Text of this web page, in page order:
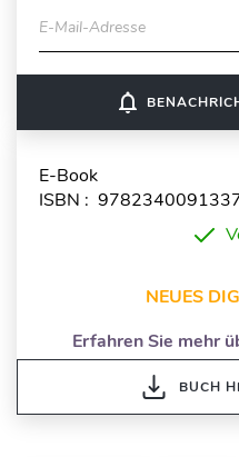
E-Mail-Adresse
notifications_none
E-Book
ISBN :
NEUES
Erfahren Sie mehr
BUCH